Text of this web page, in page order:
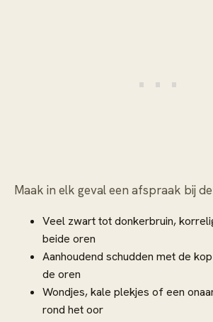
Maak in elk geval een afspraak bij
Veel zwart tot donkerbruin,
beide oren
Aanhoudend schudden met de
de oren
Wondjes, kale plekjes of een
rond het oor